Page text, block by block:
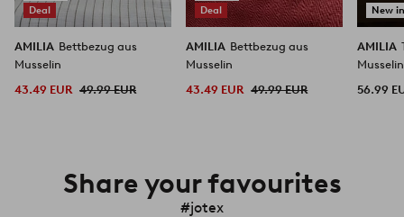
Deal
AMILIA Bettbezug aus
Musselin
43.49 EUR 49.99 EUR
Deal
AMILIA Bettbezug aus
Musselin
43.49 EUR 49.99 EUR
New
AMILIA
Musselin
56.99
Share your favourites
#jotex